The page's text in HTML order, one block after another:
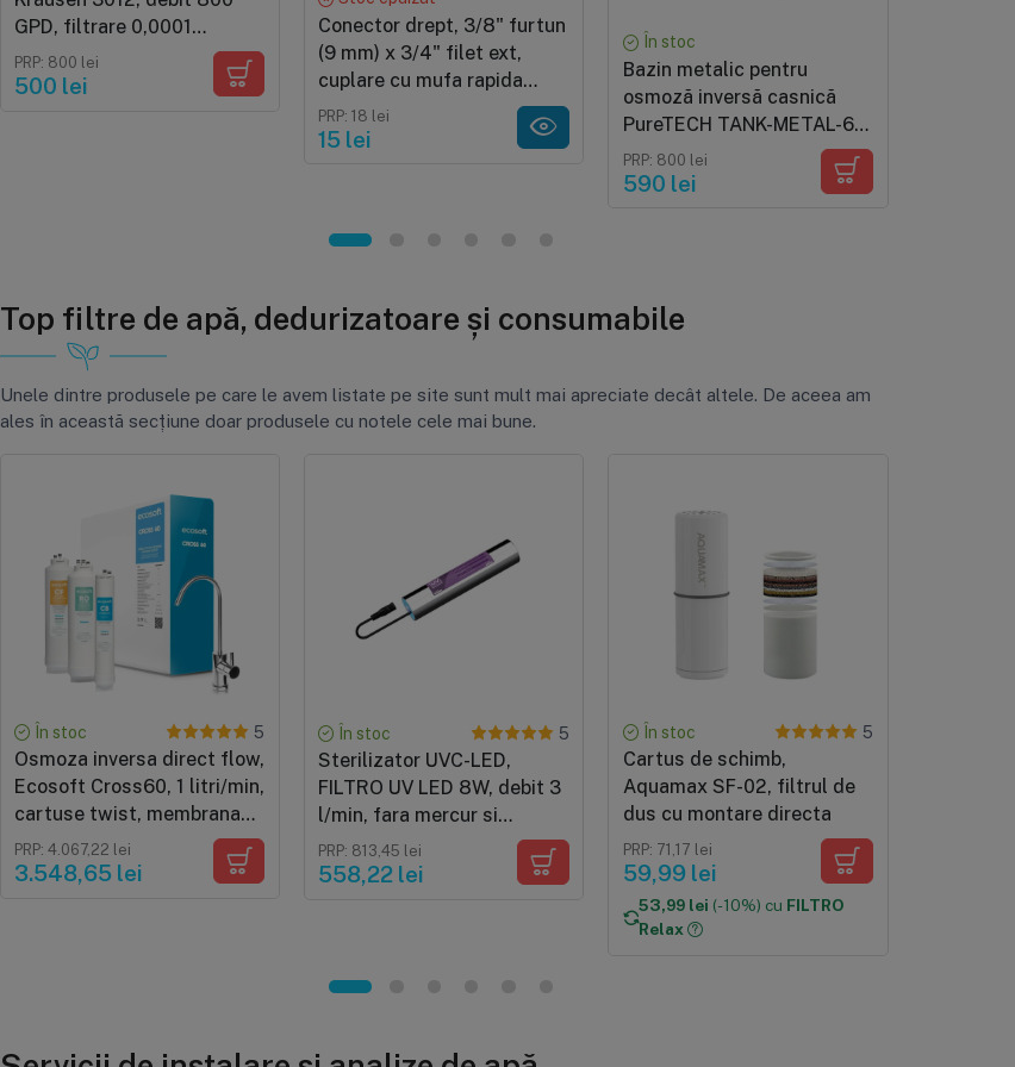
GPD, filtrare 0,0001
microni, elimină până la
98% TDS
PRP: 800 lei
500 lei
Conector drept, 3/8" furtun
(9 mm) x 3/4" filet ext,
cuplare cu mufa rapida
pentru furtun de 9 mm
PRP: 18 lei
15 lei
În stoc
Bazin metalic pentru
osmoză inversă casnică
PureTECH TANK-METAL-6G,
volum total 22 litri, volum
util 10.5 litri, presiune 4 bar
PRP: 800 lei
590 lei
Top filtre de apă, dedurizatoare și consumabile
Unele dintre produsele pe care le avem listate pe site sunt mult mai apreciate decât altele. De aceea am
ales în această secțiune doar produsele cu notele cele mai bune.
În stoc 5
Osmoza inversa direct flow,
Ecosoft Cross60, 1 litri/min,
cartuse twist, membrana
400 GPD, baterie smart cu
indicator
PRP: 4.067,22 lei
3.548,65 lei
În stoc 5
Sterilizator UVC-LED,
FILTRO UV LED 8W, debit 3
l/min, fara mercur si
chimicale, durata de viata 5
ani
PRP: 813,45 lei
558,22 lei
În stoc 5
Cartus de schimb,
Aquamax SF-02, filtrul de
dus cu montare directa
PRP: 71,17 lei
59,99 lei
53,99 lei (-10%) cu FILTRO
Relax